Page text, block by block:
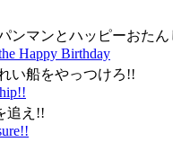
ンマンとハッピーおた
Happy Birthday
い船をやっつけろ!!
追え!!